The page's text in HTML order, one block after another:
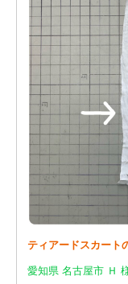
ティアードスカート
愛知県 名古屋市 Ｈ